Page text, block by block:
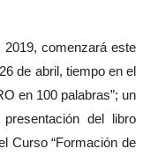
comenzará este
de abril, tiempo en el
en 100 palabras”; un
del libro
Curso “Formación de